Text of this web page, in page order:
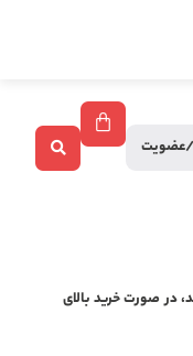
عضویت
در صورت خرید بالای